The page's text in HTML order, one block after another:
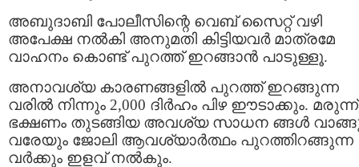
അബുദാബി പോലീസിന്റെ വെബ് സൈറ്റ് വഴി
അപേക്ഷ നല്‍കി അനുമതി കിട്ടിയവര്‍ മാത്രമേ
വാഹനം കൊണ്ട് പുറത്ത് ഇറങ്ങാന്‍ പാടുള്ളൂ.
അനാവശ്യ കാരണങ്ങളില്‍ പുറത്ത് ഇറങ്ങുന്ന
വരില്‍ നിന്നും 2,000 ദിര്‍ഹം പിഴ ഈടാക്കും.
ഭക്ഷണം തുടങ്ങിയ അവശ്യ സാധന ങ്ങള്‍
വരേയും ജോലി ആവശ്യാര്‍ത്ഥം പുറത്തിറങ്ങുന്ന
വര്‍ക്കും ഇളവ് നല്‍കും.